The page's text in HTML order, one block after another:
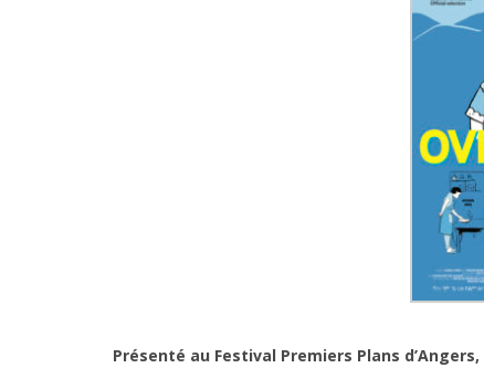
Présenté au Festival Premiers Plans d’Angers,